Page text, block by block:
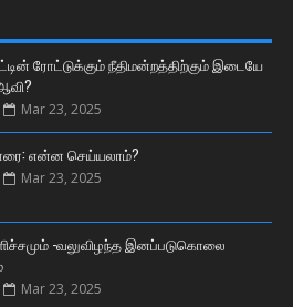
ரோட்டுக்கும் நீதிமன்றத்திற்கும் இடையே
Mar 23, 2025
என்ன செய்யலாம்?
Mar 23, 2025
-வலுவிழந்த இனப்படுகொலை
Mar 23, 2025